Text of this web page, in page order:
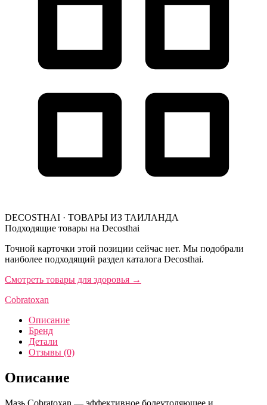
DECOSTHAI · ТОВАРЫ ИЗ ТАИЛАНДА
Подходящие товары на Decosthai
Точной карточки этой позиции сейчас нет. Мы подобрали
наиболее подходящий раздел каталога Decosthai.
Смотреть товары для здоровья →
Cobratoxan
Описание
Бренд
Детали
Отзывы (0)
Описание
Мазь Cobratoxan — эффективное болеутоляющее и